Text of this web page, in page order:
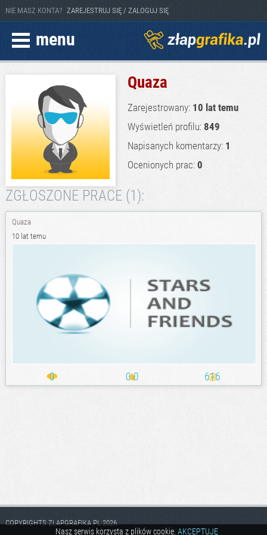
NIE MASZ KONTA? ZAREJESTRUJ SIĘ / ZALOGUJ SIĘ
menu
Quaza
Zarejestrowany: 10 lat temu
Wyświetleń profilu: 849
Napisanych komentarzy: 1
Ocenionych prac: 0
ZGŁOSZONE PRACE (1):
Quaza
10 lat temu
0 0.0 616
COPYRIGHTS ZLAPGRAFIKA.PL 2026
Nasz serwis korzysta z plików cookie. AKCEPTUJĘ